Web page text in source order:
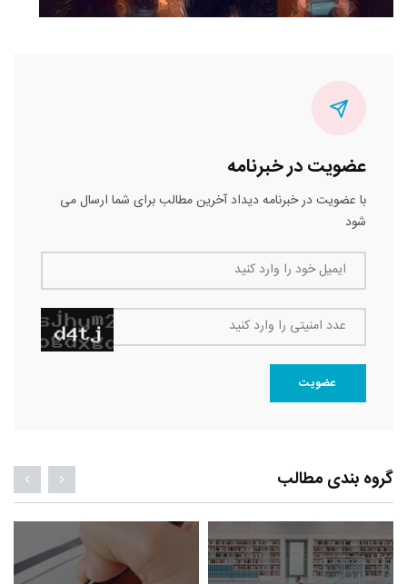
عضویت در خبرنامه
با عضویت در خبرنامه دیداد آخرین مطالب برای شما ارسال می
شود
ایمیل خود را وارد کنید
عدد امنیتی را وارد کنید
عضویت
گروه بندی مطالب